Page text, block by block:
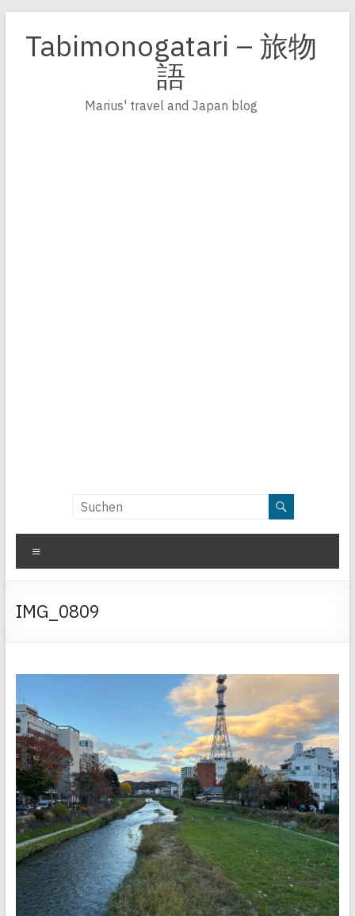
Inhalt
springen
Tabimonogatari – 旅物
語
Marius' travel and Japan blog
IMG_0809